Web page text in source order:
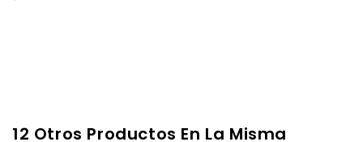
12 Otros Productos En La Misma